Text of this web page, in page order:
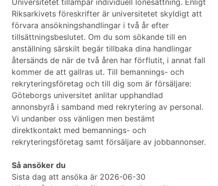
Universitetet tillämpar individuell lönesättning. Enligt
Riksarkivets föreskrifter är universitetet skyldigt att
förvara ansökningshandlingar i två år efter
tillsättningsbeslutet. Om du som sökande till en
anställning särskilt begär tillbaka dina handlingar
återsänds de när de två åren har förflutit, i annat fall
kommer de att gallras ut. Till bemannings- och
rekryteringsföretag och till dig som är försäljare:
Göteborgs universitet anlitar upphandlad
annonsbyrå i samband med rekrytering av personal.
Vi undanber oss vänligen men bestämt
direktkontakt med bemannings- och
rekryteringsföretag samt försäljare av jobbannonser.
Så ansöker du
Sista dag att ansöka är 2026-06-30